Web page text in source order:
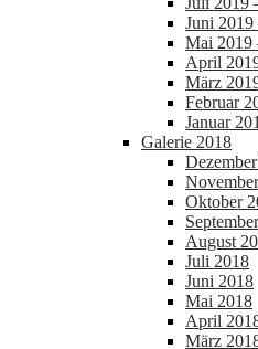
Juni
Mai 2019
April
März
Februar
Januar
Galerie 2018
Oktober
August
Juli 2018
Juni 2018
Mai 2018
April
März